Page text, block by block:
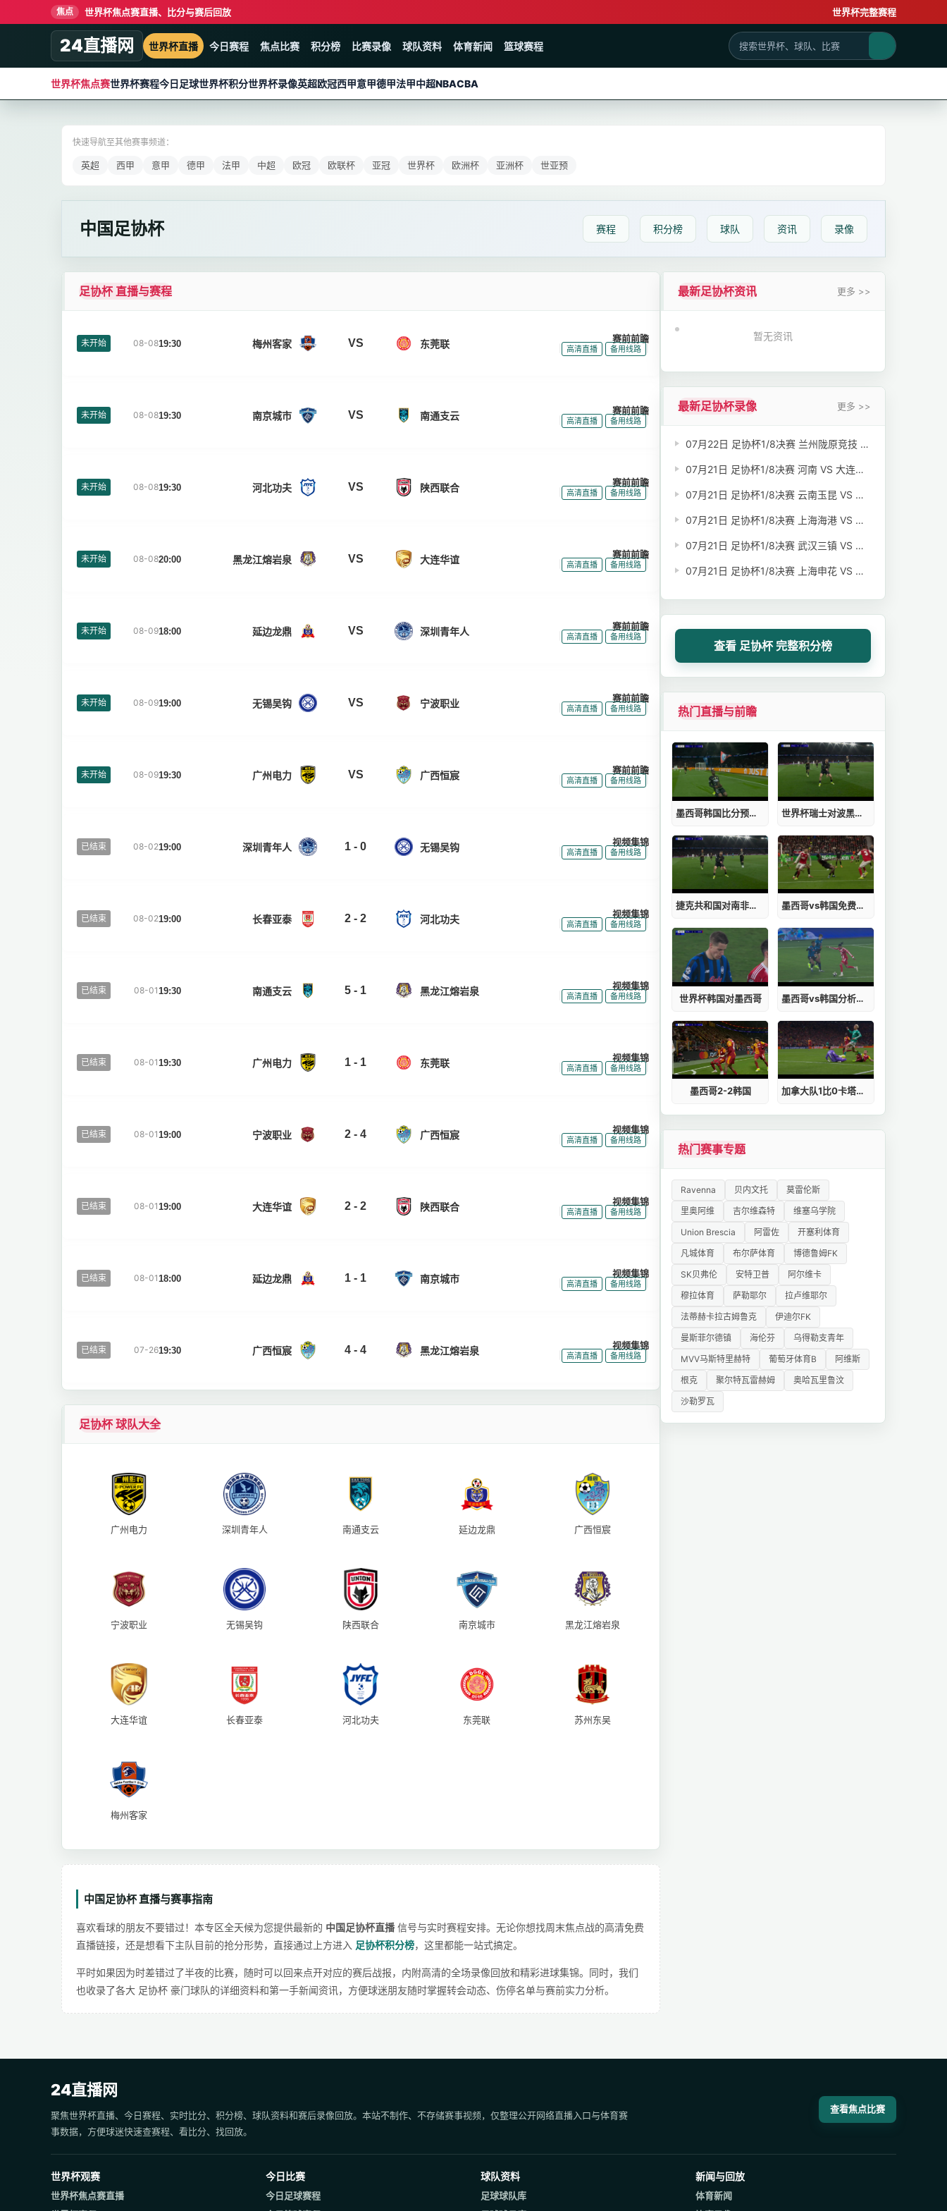
焦点 世界杯焦点赛直播、比分与赛后回放 世界杯完整赛程
24直播网 世界杯直播 今日赛程 焦点比赛 积分榜 比赛录像 球队资料 体育新闻 篮球赛程
世界杯焦点赛世界杯赛程今日足球世界杯积分世界杯录像英超欧冠西甲意甲德甲法甲中超NBACBA
快速导航至其他赛事频道：
英超 西甲 意甲 德甲 法甲 中超 欧冠 欧联杯 亚冠 世界杯 欧洲杯 亚洲杯 世亚预
中国足协杯 赛程 积分榜 球队 资讯 录像
足协杯 直播与赛程
未开始 08-0819:30 梅州客家 VS 东莞联 赛前前瞻
高清直播 备用线路
未开始 08-0819:30 南京城市 VS 南通支云 赛前前瞻
高清直播 备用线路
未开始 08-0819:30 河北功夫 VS 陕西联合 赛前前瞻
高清直播 备用线路
未开始 08-0820:00 黑龙江熔岩泉 VS 大连华谊 赛前前瞻
高清直播 备用线路
未开始 08-0918:00 延边龙鼎 VS 深圳青年人 赛前前瞻
高清直播 备用线路
未开始 08-0919:00 无锡吴钩 VS 宁波职业 赛前前瞻
高清直播 备用线路
未开始 08-0919:30 广州电力 VS 广西恒宸 赛前前瞻
高清直播 备用线路
已结束 08-0219:00 深圳青年人 1 - 0 无锡吴钩 视频集锦
高清直播 备用线路
已结束 08-0219:00 长春亚泰 2 - 2 河北功夫 视频集锦
高清直播 备用线路
已结束 08-01 19:30 南通支云 5 - 1 黑龙江熔岩泉 视频集锦
高清直播 备用线路
已结束 08-01 19:30 广州电力 1 - 1 东莞联 视频集锦
高清直播 备用线路
已结束 08-01 19:00 宁波职业 2 - 4 广西恒宸 视频集锦
高清直播 备用线路
已结束 08-01 19:00 大连华谊 2 - 2 陕西联合 视频集锦
高清直播 备用线路
已结束 08-01 18:00 延边龙鼎 1 - 1 南京城市 视频集锦
高清直播 备用线路
已结束 07-2619:30 广西恒宸 4 - 4 黑龙江熔岩泉 视频集锦
高清直播 备用线路
足协杯 球队大全
广州电力 深圳青年人 南通支云 延边龙鼎 广西恒宸
宁波职业 无锡吴钩 陕西联合 南京城市 黑龙江熔岩泉
大连华谊 长春亚泰 河北功夫 东莞联 苏州东吴
梅州客家
中国足协杯 直播与赛事指南
喜欢看球的朋友不要错过！本专区全天候为您提供最新的 中国足协杯直播 信号与实时赛程安排。无论你想找周末焦点战的高清免费
直播链接，还是想看下主队目前的抢分形势，直接通过上方进入 足协杯积分榜，这里都能一站式搞定。
平时如果因为时差错过了半夜的比赛，随时可以回来点开对应的赛后战报，内附高清的全场录像回放和精彩进球集锦。同时，我们
也收录了各大 足协杯 豪门球队的详细资料和第一手新闻资讯，方便球迷朋友随时掌握转会动态、伤停名单与赛前实力分析。
最新足协杯资讯 更多 >>
暂无资讯
最新足协杯录像 更多 >>
07月22日 足协杯1/8决赛 兰州陇原竞技 VS 陕西联合 全场录像【全场录像+集锦】
07月21日 足协杯1/8决赛 河南 VS 大连英博 全场录像【全场录像+集锦】
07月21日 足协杯1/8决赛 云南玉昆 VS 成都蓉城 全场录像【全场录像+集锦】
07月21日 足协杯1/8决赛 上海海港 VS 深圳新鹏城 全场录像【全场录像+集锦】
07月21日 足协杯1/8决赛 武汉三镇 VS 山东泰山 全场录像【全场录像+集锦】
07月21日 足协杯1/8决赛 上海申花 VS 青岛海牛 全场录像【全场录像+集锦】
查看 足协杯 完整积分榜
热门直播与前瞻
墨西哥韩国比分预测今晚直播 世界杯瑞士对波黑预测
捷克共和国对南非视频回放的评价如何 墨西哥vs韩国免费直播
世界杯韩国对墨西哥 墨西哥vs韩国分析局面
墨西哥2-2韩国 加拿大队1比0卡塔尔比赛
热门赛事专题
Ravenna 贝内文托
莫雷伦斯
里奥阿维
吉尔维森特
维塞乌学院
Union Brescia
阿雷佐
开塞利体育
凡城体育
布尔萨体育
博德鲁姆FK
SK贝弗伦
安特卫普
阿尔维卡
穆拉体育
萨勒耶尔
拉卢维耶尔
法蒂赫卡拉古姆鲁克
伊迪尔FK
曼斯菲尔德镇
海伦芬
乌得勒支青年
MVV马斯特里赫特
葡萄牙体育B
阿维斯
根克
聚尔特瓦雷赫姆
奥哈瓦里鲁汶
沙勒罗瓦
24直播网
聚焦世界杯直播、今日赛程、实时比分、积分榜、球队资料和赛后录像回放。本站不制作、不存储赛事视频，仅整理公开网络直播入口与体育赛
事数据，方便球迷快速查赛程、看比分、找回放。
查看焦点比赛
世界杯观赛
世界杯焦点赛直播
今日比赛
今日足球赛程
球队资料
足球球队库
新闻与回放
体育新闻